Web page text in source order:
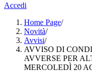
Accedi
Home Page/
Novità/
Avvisi/
AVVISO DI
AVVERSE PER
MERCOLEDÌ 20